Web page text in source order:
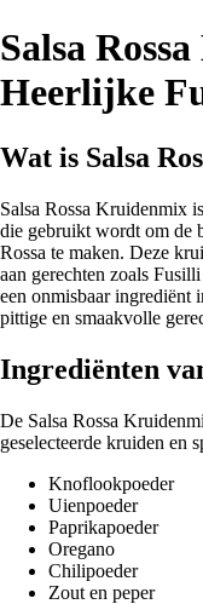
Salsa
Heerlijke
Wat is Salsa
Salsa Rossa Kruidenmix
die gebruikt wordt om de
Rossa te maken. Deze
aan gerechten zoals
een onmisbaar ingrediënt
pittige en smaakvolle
Ingrediënten
De Salsa Rossa
geselecteerde kruiden en
Knoflookpoeder
Uienpoeder
Paprikapoeder
Oregano
Chilipoeder
Zout en peper